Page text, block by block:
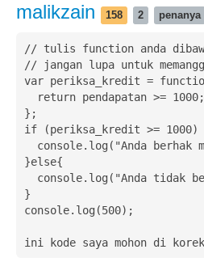
malikzain 158 2 penanya
// tulis function anda
// jangan lupa untuk
var periksa_kredit =
};
if (periksa_kredit >= 1000)
}else{
}
console.log(500);
ini kode saya mohon di